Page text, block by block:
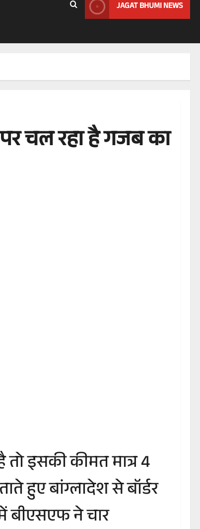
JAGAT BHUMI NEWS
चल रहा है गजब का
इसकी कीमत मात्र 4
हुए बांग्लादेश से बॉर्डर
बीएसएफ ने चार